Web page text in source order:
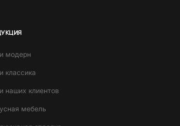
модерн
классика
наших клиентов
мебель